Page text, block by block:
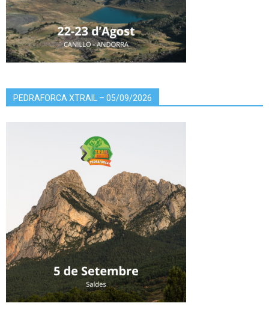
PEDRAFORCA XTRAIL – 05/09/2026